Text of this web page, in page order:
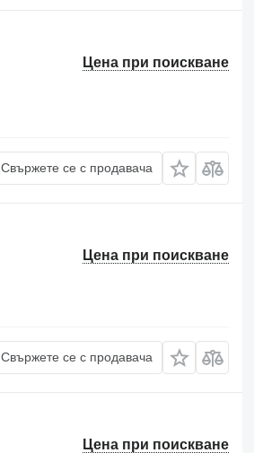
Цена при поискване
Свържете се с продавача
Цена при поискване
Свържете се с продавача
Цена при поискване